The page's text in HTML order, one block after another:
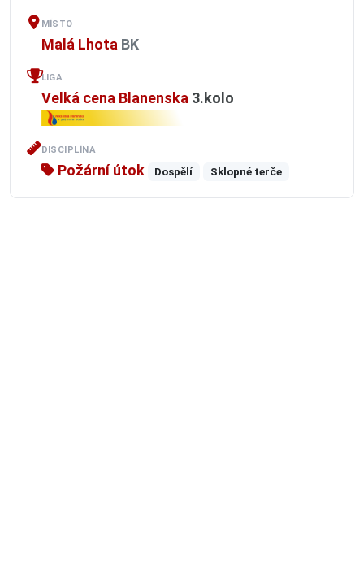
MÍSTO
Malá Lhota BK
LIGA
Velká cena Blanenska 3.kolo
DISCIPLÍNA
Požární útok Dospělí Sklopné terče